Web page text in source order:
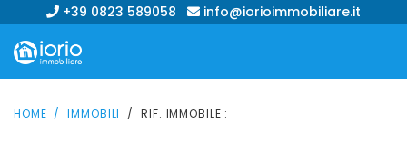
+39 0823 589058 info@iorioimmobiliare.it
HOME IMMOBILI RIF. IMMOBILE :